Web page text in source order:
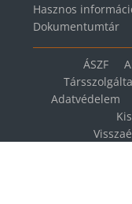
Hasznos
Dokumentumtár
ÁSZF
Adatvédelem